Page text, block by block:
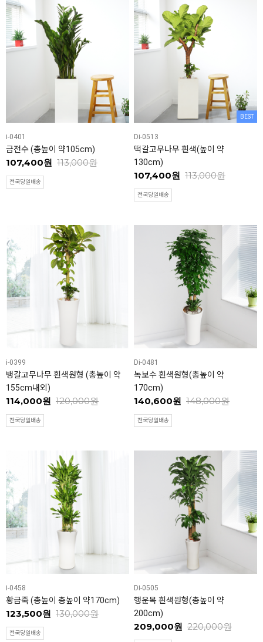
i-0401
금전수 (총높이 약105cm)
107,400원 113,000원
전국당일배송
BEST
Di-0513
떡갈고무나무 흰색(높이 약
130cm)
107,400원 113,000원
전국당일배송
i-0399
뱅갈고무나무 흰색원형 (총높이 약
155cm내외)
114,000원 120,000원
전국당일배송
Di-0481
녹보수 흰색원형(총높이 약
170cm)
140,600원 148,000원
전국당일배송
i-0458
황금죽 (총높이 총높이 약170cm)
123,500원 130,000원
전국당일배송
Di-0505
행운목 흰색원형(총높이 약
200cm)
209,000원 220,000원